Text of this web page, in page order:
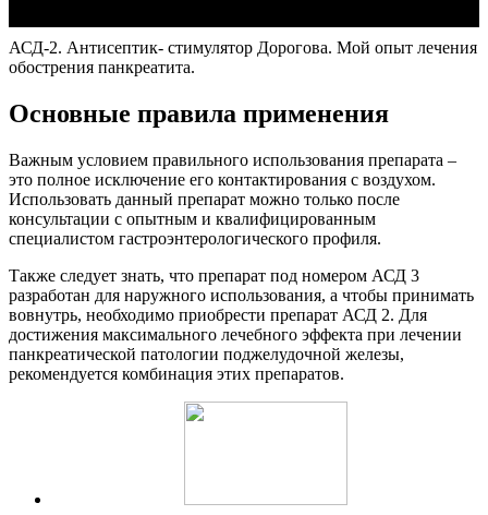
АСД-2. Антисептик- стимулятор Дорогова. Мой опыт лечения
обострения панкреатита.
Основные правила применения
Важным условием правильного использования препарата –
это полное исключение его контактирования с воздухом.
Использовать данный препарат можно только после
консультации с опытным и квалифицированным
специалистом гастроэнтерологического профиля.
Также следует знать, что препарат под номером АСД 3
разработан для наружного использования, а чтобы принимать
вовнутрь, необходимо приобрести препарат АСД 2. Для
достижения максимального лечебного эффекта при лечении
панкреатической патологии поджелудочной железы,
рекомендуется комбинация этих препаратов.